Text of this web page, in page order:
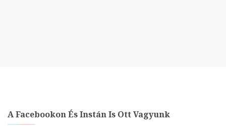
A Facebookon És Instán Is Ott Vagyunk